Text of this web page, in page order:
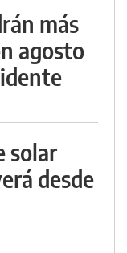
más
agosto
solar
desde